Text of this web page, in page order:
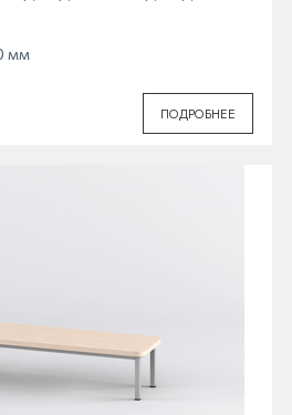
мм
ПОДРОБНЕЕ